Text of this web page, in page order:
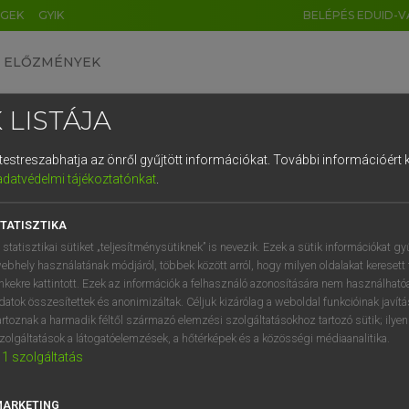
GYIK BELÉPÉS EDUID-
ELŐZMÉNYEK
egyetemes nagyszótár
VAN ELŐFIZETÉSED?
megtekintéséhez.
LISTÁJA
az önről gyűjtött információkat. További információért
tájékoztatónkat.
statisztikai sütiket „teljesítménysütiknek” is nevezik. Ezek a sütik információkat
használatának módjáról, többek között arról, hogy milyen oldalakat keresett
kattintott. Ezek az információk a felhasználó azonosítására nem
összesítettek és anonimizáltak. Céljuk kizárólag a weboldal funkcióinak
a harmadik féltől származó elemzési szolgáltatásokhoz tartozó sütik;
a látogatóelemzések, a hőtérképek és a közösségi médiaanalitika.
1 szolgáltatás
DE CN FR ES IT NL
1 2 3 4 5 6 7 8 9
q w e r t z u i
a s d f g h j k l é
í y x c v b n m , .